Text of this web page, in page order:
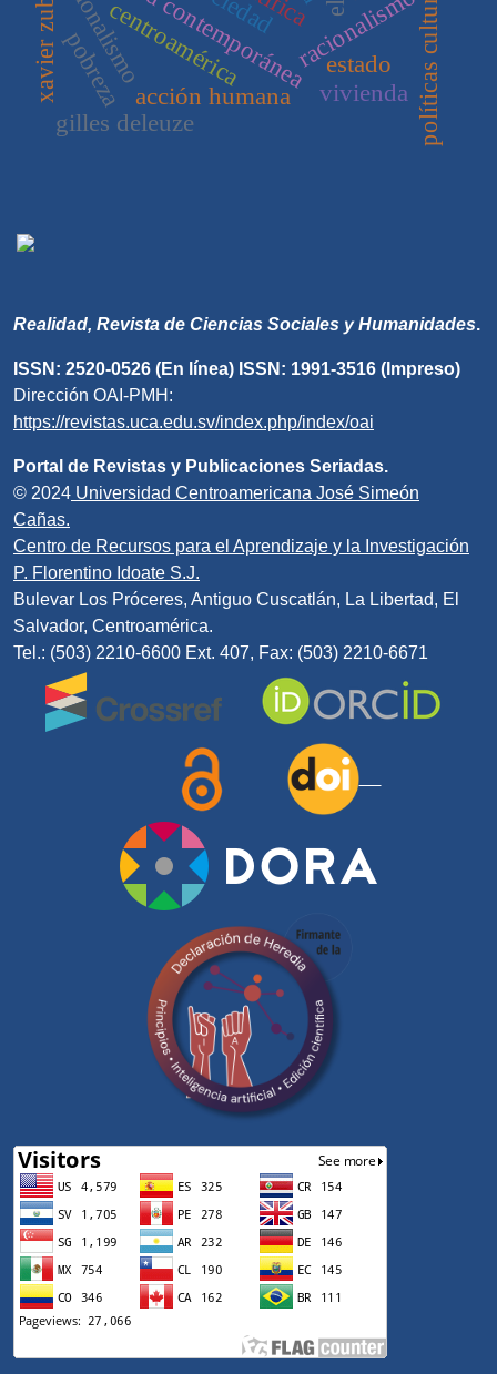
racionalismo
acción humana políticas culturales
centroamérica
gilles deleuze
estado
vivienda
pobreza
xavier zubiri
Realidad, Revista de Ciencias Sociales y Humanidades.
ISSN: 2520-0526 (En línea) ISSN: 1991-3516 (Impreso)
Dirección OAI-PMH:
https://revistas.uca.edu.sv/index.php/index/oai
Portal de Revistas y Publicaciones Seriadas.
© 2024 Universidad Centroamericana José Simeón
Cañas.
Centro de Recursos para el Aprendizaje y la Investigación
P. Florentino Idoate S.J.
Bulevar Los Próceres, Antiguo Cuscatlán, La Libertad, El
Salvador, Centroamérica.
Tel.: (503) 2210-6600 Ext. 407, Fax: (503) 2210-6671